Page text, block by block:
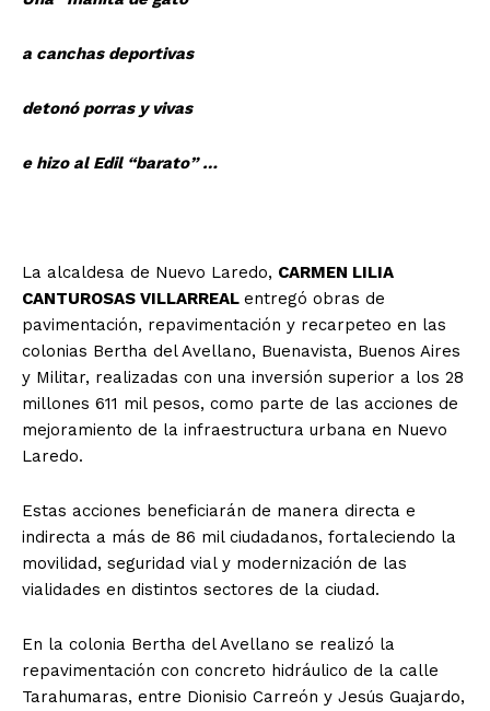
a canchas deportivas
detonó porras y vivas
e hizo al Edil “barato” …
La alcaldesa de Nuevo Laredo, CARMEN LILIA
CANTUROSAS VILLARREAL entregó obras de
pavimentación, repavimentación y recarpeteo en las
colonias Bertha del Avellano, Buenavista, Buenos Aires
y Militar, realizadas con una inversión superior a los 28
millones 611 mil pesos, como parte de las acciones de
mejoramiento de la infraestructura urbana en Nuevo
Laredo.
Estas acciones beneficiarán de manera directa e
indirecta a más de 86 mil ciudadanos, fortaleciendo la
movilidad, seguridad vial y modernización de las
vialidades en distintos sectores de la ciudad.
En la colonia Bertha del Avellano se realizó la
repavimentación con concreto hidráulico de la calle
Tarahumaras, entre Dionisio Carreón y Jesús Guajardo,